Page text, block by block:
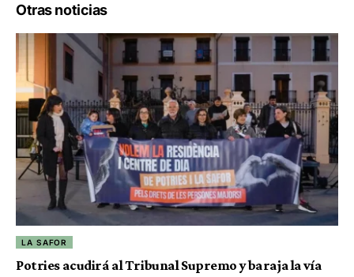
Otras noticias
LA SAFOR
Potries acudirá al Tribunal Supremo y baraja la vía